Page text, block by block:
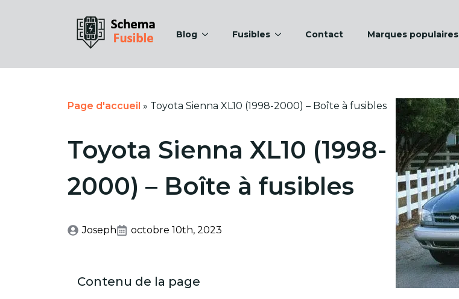
Blog Fusibles Contact Marques populaires
Page d'accueil » Toyota Sienna XL10 (1998-2000) – Boîte à fusibles
Toyota Sienna XL10 (1998-
2000) – Boîte à fusibles
Joseph octobre 10th, 2023
Contenu de la page